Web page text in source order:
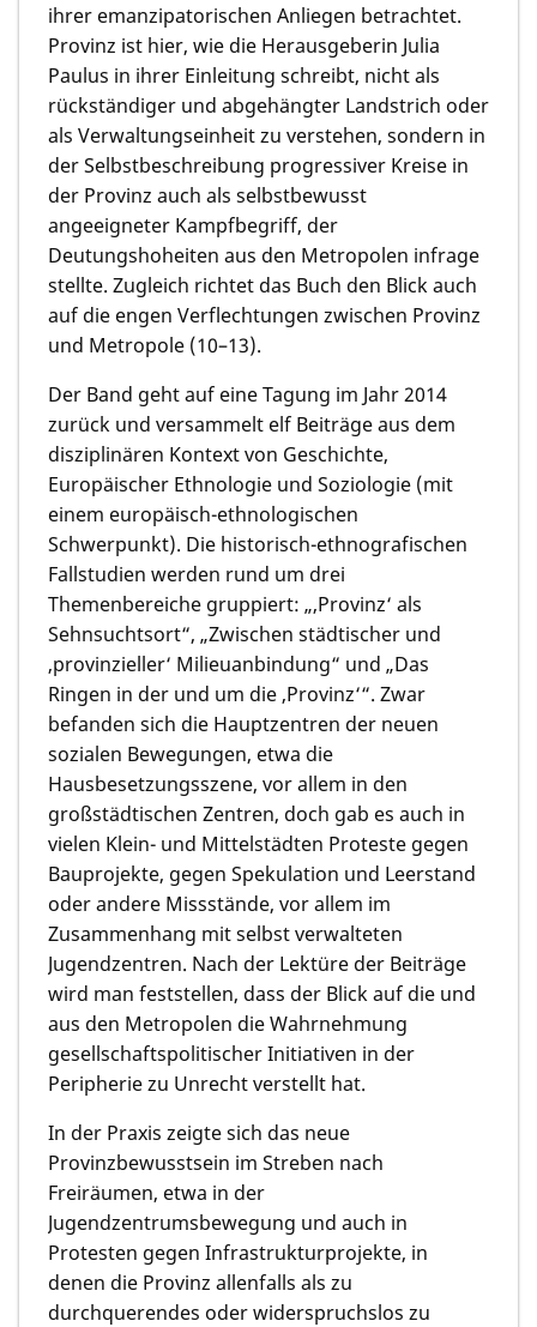
ihrer emanzipatorischen Anliegen betrachtet.
Provinz ist hier, wie die Herausgeberin Julia
Paulus in ihrer Einleitung schreibt, nicht als
rückständiger und abgehängter Landstrich oder
als Verwaltungseinheit zu verstehen, sondern in
der Selbstbeschreibung progressiver Kreise in
der Provinz auch als selbstbewusst
angeeigneter Kampfbegriff, der
Deutungshoheiten aus den Metropolen infrage
stellte. Zugleich richtet das Buch den Blick auch
auf die engen Verflechtungen zwischen Provinz
und Metropole (10–13).
Der Band geht auf eine Tagung im Jahr 2014
zurück und versammelt elf Beiträge aus dem
disziplinären Kontext von Geschichte,
Europäischer Ethnologie und Soziologie (mit
einem europäisch-ethnologischen
Schwerpunkt). Die historisch-ethnografischen
Fallstudien werden rund um drei
Themenbereiche gruppiert: „‚Provinz‘ als
Sehnsuchtsort“, „Zwischen städtischer und
‚provinzieller‘ Milieuanbindung“ und „Das
Ringen in der und um die ‚Provinz‘“. Zwar
befanden sich die Hauptzentren der neuen
sozialen Bewegungen, etwa die
Hausbesetzungsszene, vor allem in den
großstädtischen Zentren, doch gab es auch in
vielen Klein- und Mittelstädten Proteste gegen
Bauprojekte, gegen Spekulation und Leerstand
oder andere Missstände, vor allem im
Zusammenhang mit selbst verwalteten
Jugendzentren. Nach der Lektüre der Beiträge
wird man feststellen, dass der Blick auf die und
aus den Metropolen die Wahrnehmung
gesellschaftspolitischer Initiativen in der
Peripherie zu Unrecht verstellt hat.
In der Praxis zeigte sich das neue
Provinzbewusstsein im Streben nach
Freiräumen, etwa in der
Jugendzentrumsbewegung und auch in
Protesten gegen Infrastrukturprojekte, in
denen die Provinz allenfalls als zu
durchquerendes oder widerspruchslos zu